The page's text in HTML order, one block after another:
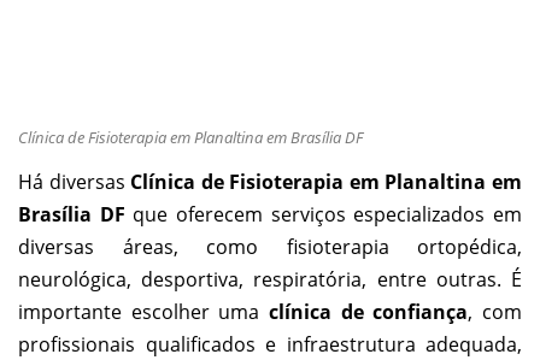
Clínica de Fisioterapia em Planaltina em Brasília DF
Há diversas Clínica de Fisioterapia em Planaltina em
Brasília DF que oferecem serviços especializados em
diversas áreas, como fisioterapia ortopédica,
neurológica, desportiva, respiratória, entre outras. É
importante escolher uma clínica de confiança, com
profissionais qualificados e infraestrutura adequada,